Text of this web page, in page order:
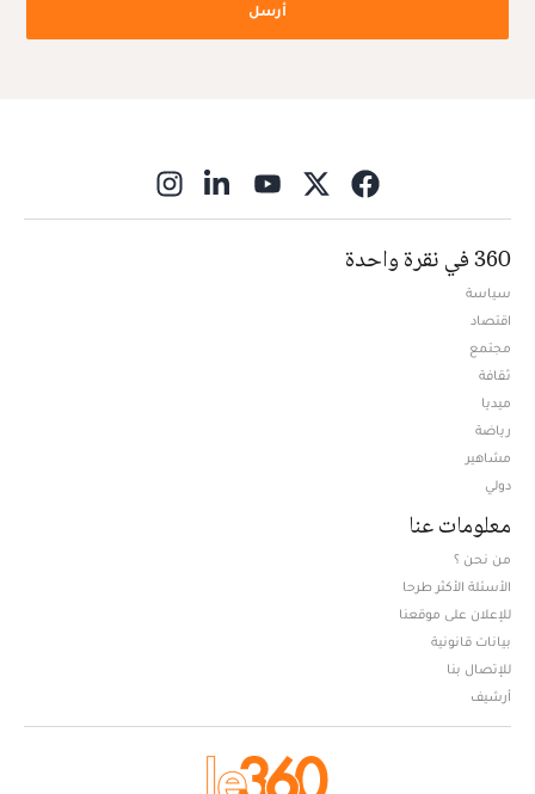
أرسل
360 في نقرة واحدة
سياسة
اقتصاد
مجتمع
ثقافة
ميديا
رياضة
مشاهير
دولي
معلومات عنا
من نحن ؟
الأسئلة الأكثر طرحا
للإعلان على موقعنا
بيانات قانونية
للإتصال بنا
أرشيف